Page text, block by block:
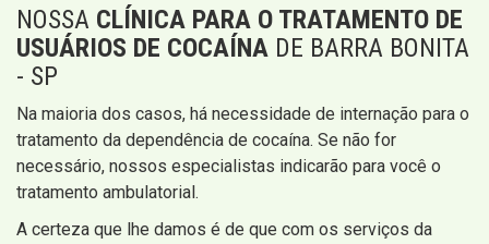
NOSSA CLÍNICA PARA O TRATAMENTO DE
USUÁRIOS DE COCAÍNA DE BARRA BONITA
- SP
Na maioria dos casos, há necessidade de internação para o
tratamento da dependência de cocaína. Se não for
necessário, nossos especialistas indicarão para você o
tratamento ambulatorial.
A certeza que lhe damos é de que com os serviços da